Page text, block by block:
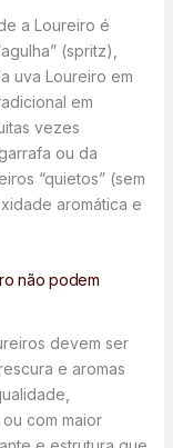
a Loureiro é
(spritz),
uva Loureiro em
em
vezes
ou da
“quietos” (sem
aromática e
não podem
devem ser
e aromas
com maior